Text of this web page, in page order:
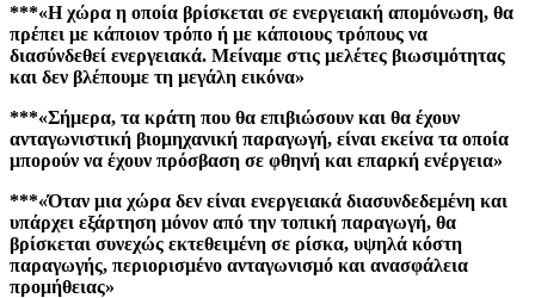
***«Η χώρα η οποία βρίσκεται σε ενεργειακή απομόνωση, θα
πρέπει με κάποιον τρόπο ή με κάποιους τρόπους να
διασύνδεθεί ενεργειακά. Μείναμε στις μελέτες βιωσιμότητας
και δεν βλέπουμε τη μεγάλη εικόνα»
***«Σήμερα, τα κράτη που θα επιβιώσουν και θα έχουν
ανταγωνιστική βιομηχανική παραγωγή, είναι εκείνα τα οποία
μπορούν να έχουν πρόσβαση σε φθηνή και επαρκή ενέργεια»
***«Όταν μια χώρα δεν είναι ενεργειακά διασυνδεδεμένη και
υπάρχει εξάρτηση μόνον από την τοπική παραγωγή, θα
βρίσκεται συνεχώς εκτεθειμένη σε ρίσκα, υψηλά κόστη
παραγωγής, περιορισμένο ανταγωνισμό και ανασφάλεια
προμήθειας»